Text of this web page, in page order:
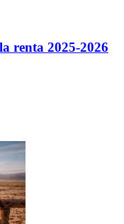
renta 2025-2026